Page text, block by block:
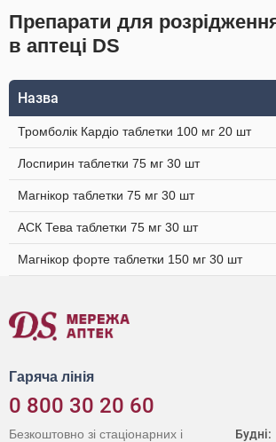
Препарати для
в аптеці DS
Назва
Тромболік Кардіо таблетки 100 мг 20 шт
Лоспирин таблетки 75 мг 30 шт
Магнікор таблетки 75 мг 30 шт
АСК Тева таблетки 75 мг 30 шт
Магнікор форте таблетки 150 мг 30 шт
Гаряча лінія
0 800 30 20 60
Будні:
Безкоштовно зі стаціонарних і